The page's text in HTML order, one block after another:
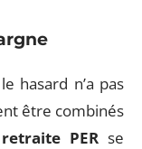
hasard n’a pas
être combinés
PER se